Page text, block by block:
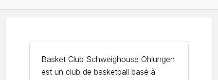
Basket Club Schweighouse Ohlungen
est un club de basketball basé à